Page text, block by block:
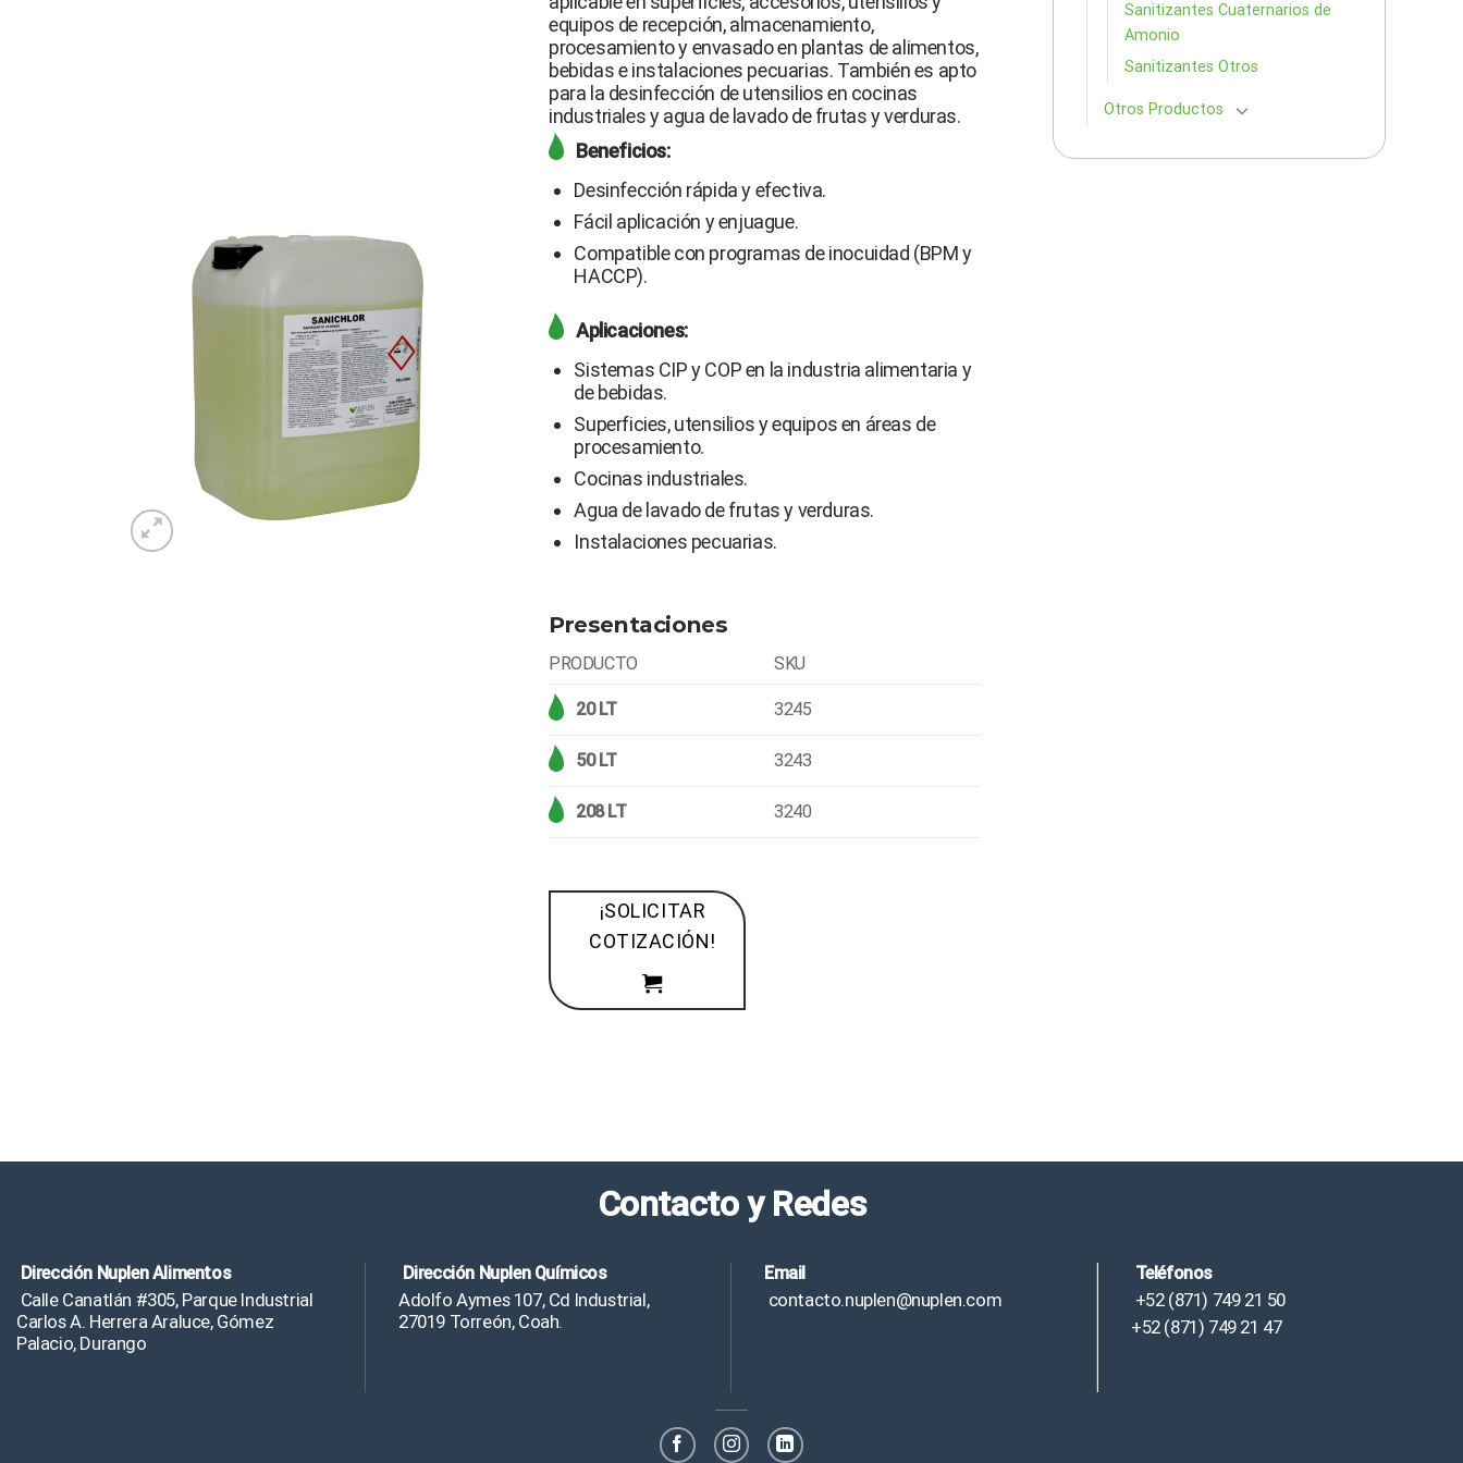
equipos de recepción, almacenamiento,
procesamiento y envasado en plantas de alimentos,
bebidas e instalaciones pecuarias. También es apto
para la desinfección de utensilios en cocinas
industriales y agua de lavado de frutas y verduras.
Beneficios:
Desinfección rápida y efectiva.
Fácil aplicación y enjuague.
Compatible con programas de inocuidad (BPM y
HACCP).
Aplicaciones:
Sistemas CIP y COP en la industria alimentaria y
de bebidas.
Superficies, utensilios y equipos en áreas de
procesamiento.
Cocinas industriales.
Agua de lavado de frutas y verduras.
Instalaciones pecuarias.
Presentaciones
PRODUCTO SKU
20 LT 3245
50 LT 3243
208 LT 3240
¡SOLICITAR
COTIZACIÓN!
Sanitizantes Cuaternarios de
Amonio
Sanitizantes Otros
Otros Productos
Contacto y Redes
Dirección Nuplen Alimentos
Calle Canatlán #305, Parque Industrial
Carlos A. Herrera Araluce, Gómez
Palacio, Durango
Dirección Nuplen Químicos
Adolfo Aymes 107, Cd Industrial,
27019 Torreón, Coah.
Email
contacto.nuplen@nuplen.com
Teléfonos
+52 (871) 749 21 50
+52 (871) 749 21 47